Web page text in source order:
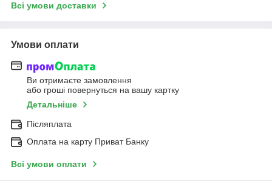
Всі умови доставки
Умови оплати
Ви отримаєте замовлення
або гроші повернуться на вашу картку
Детальніше
Післяплата
Оплата на карту Приват Банку
Всі умови оплати